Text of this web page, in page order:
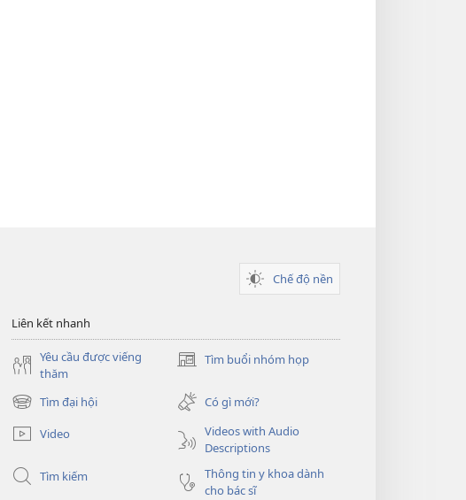
Chế độ nền
Liên kết nhanh
Yêu cầu được viếng
thăm
Tìm buổi nhóm họp
(mở
sổ
Tìm đại hội
(mở
cửa
sổ
Có gì mới?
Video
Videos with Audio
Descriptions
Tìm kiếm
Thông tin y khoa dành
cho bác sĩ